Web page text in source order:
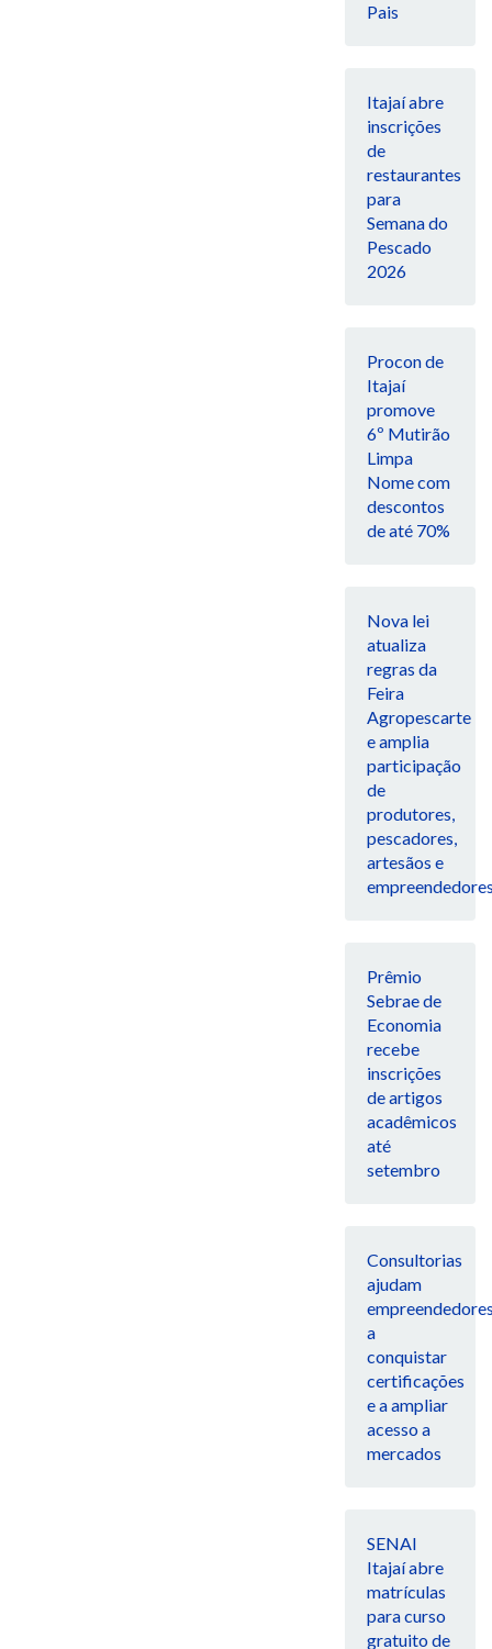
Pais
Itajaí abre
inscrições
de
restaurantes
para
Semana do
Pescado
2026
Procon de
Itajaí
promove
6º Mutirão
Limpa
Nome com
descontos
de até 70%
Nova lei
atualiza
regras da
Feira
Agropescarte
e amplia
participação
de
produtores,
pescadores,
artesãos e
Prêmio
Sebrae de
Economia
recebe
inscrições
de artigos
acadêmicos
até
setembro
Consultorias
ajudam
a
conquistar
certificações
e a ampliar
acesso a
mercados
SENAI
Itajaí abre
matrículas
para curso
gratuito de